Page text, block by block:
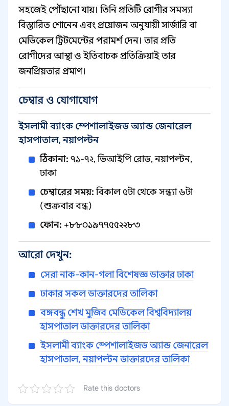
সহজেই পৌঁছানো যায়। তিনি প্রতিটি রোগীর সমস্যা
বিস্তারিত শোনেন এবং প্রয়োজন অনুযায়ী সার্জারি বা
মেডিকেল ট্রিটমেন্টের পরামর্শ দেন। তার প্রতি
রোগীদের আস্থা ও ইতিবাচক প্রতিক্রিয়াই তার
জনপ্রিয়তার প্রমাণ।
চেম্বার ও যোগাযোগ
ইসলামী ব্যাংক স্পেশালাইজড অ্যান্ড জেনারেল
হাসপাতাল, নয়াপল্টন
ঠিকানা: ৭১-৭২, ভিআইপি রোড, নয়াপল্টন,
ঢাকা
চেম্বারের সময়:বিকাল ৫টা থেকে সন্ধ্যা ৬টা
(শুক্রবার বন্ধ)
ফোন: +৮৮০১৯৭৭৫৫২২৮৩
আরো দেখুন:
সেরা নাক-কান-গলা বিশেষজ্ঞ ডাক্তার ঢাকা
ঢাকার সকল ডাক্তারদের তালিকা
বঙ্গবন্ধু শেখ মুজিব মেডিকেল বিশ্ববিদ্যালয়
হাসপাতাল ডাক্তারদের তালিকা
ইসলামী ব্যাংক স্পেশালাইজড অ্যান্ড জেনারেল
হাসপাতাল, নয়াপল্টন ডাক্তারদের তালিকা
Rate this doctors